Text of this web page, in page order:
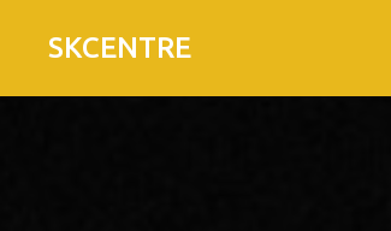
SKCENTRE